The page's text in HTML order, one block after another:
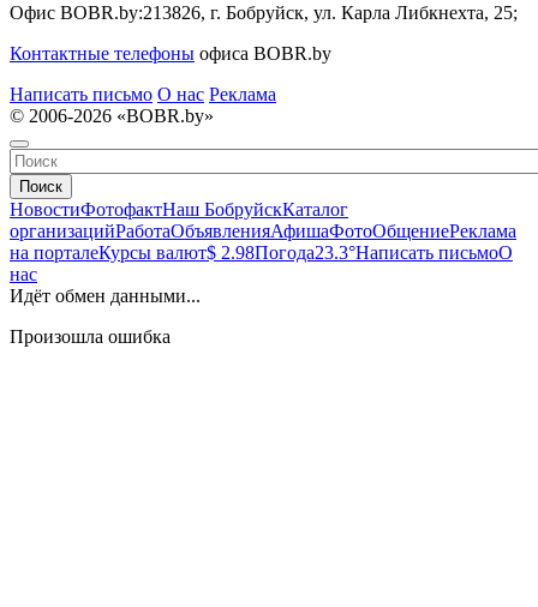
Офис BOBR.by:213826, г. Бобруйск, ул. Карла Либкнехта, 25;
Контактные телефоны офиса BOBR.by
Написать письмо О нас Реклама
© 2006-2026 «BOBR.by»
Поиск
НовостиФотофактНаш БобруйскКаталог
организацийРаботаОбъявленияАфишаФотоОбщениеРеклама
на порталеКурсы валют$ 2.98Погода23.3°Написать письмоО
нас
Идёт обмен данными...
Произошла ошибка